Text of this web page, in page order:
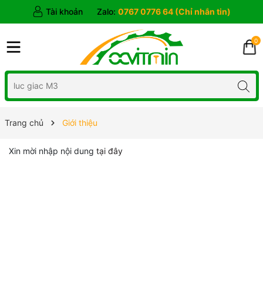
Tài khoản Zalo: 0767 0776 64 (Chỉ nhắn tin)
0
Trang chủ Giới thiệu
Xin mời nhập nội dung tại đây